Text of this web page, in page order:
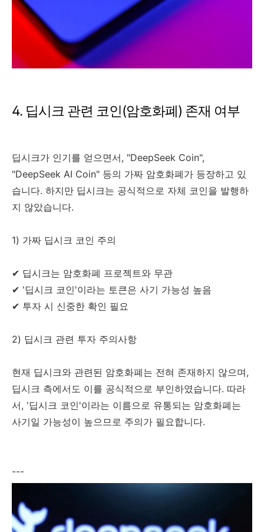
4. 딥시크 관련 코인(암호화폐) 존재 여부
딥시크가 인기를 얻으면서, "DeepSeek Coin",
"DeepSeek AI Coin" 등의 가짜 암호화폐가 등장하고 있
습니다. 하지만 딥시크는 공식적으로 자체 코인을 발행하
지 않았습니다.
1) 가짜 딥시크 코인 주의
✔ 딥시크는 암호화폐 프로젝트와 무관
✔ '딥시크 코인'이라는 토큰은 사기 가능성 높음
✔ 투자 시 신중한 확인 필요
2) 딥시크 관련 투자 주의사항
현재 딥시크와 관련된 암호화폐는 전혀 존재하지 않으며,
딥시크 측에서도 이를 공식적으로 부인하였습니다. 따라
서, '딥시크 코인'이라는 이름으로 유통되는 암호화폐는
사기일 가능성이 높으므로 주의가 필요합니다.
---